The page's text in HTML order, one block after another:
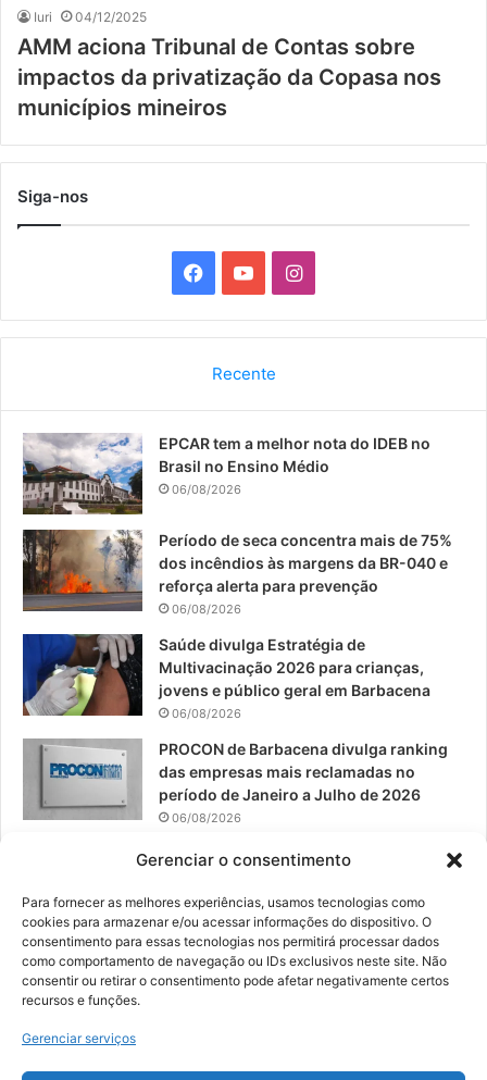
Gerenciar o consentimento
Para fornecer as melhores experiências, usamos tecnologias como
cookies para armazenar e/ou acessar informações do dispositivo. O
consentimento para essas tecnologias nos permitirá processar dados
como comportamento de navegação ou IDs exclusivos neste site. Não
consentir ou retirar o consentimento pode afetar negativamente certos
recursos e funções.
Gerenciar serviços
Iuri 04/12/2025
AMM aciona Tribunal de Contas sobre
impactos da privatização da Copasa nos
municípios mineiros
Siga-nos
a
b
o
o
k
o
u
e
I
n
a
r
a
Recente
EPCAR tem a melhor nota do IDEB no
Brasil no Ensino Médio
06/08/2026
Período de seca concentra mais de 75%
dos incêndios às margens da BR-040 e
reforça alerta para prevenção
06/08/2026
Saúde divulga Estratégia de
Multivacinação 2026 para crianças,
jovens e público geral em Barbacena
06/08/2026
PROCON de Barbacena divulga ranking
das empresas mais reclamadas no
período de Janeiro a Julho de 2026
06/08/2026
Prefeitura convoca organizações de
Resíduos Sólidos
05/08/2026
© 2026, Todos os direitos reservados | Desenvolvido por:
Digital Business| Hospedado por:NP Publicidade